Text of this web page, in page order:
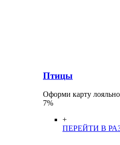
Птицы
Оформи карту
7%
+
ПЕРЕЙТИ В